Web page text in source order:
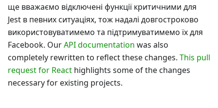
ще вважаємо відключені функції критичними для
Jest в певних ситуаціях, тож надалі довгостроково
використовуватимемо та підтримуватимемо їх для
Facebook. OurAPI documentation was also
completely rewritten to reflect these changes. This pull
request for React highlights some of the changes
necessary for existing projects.